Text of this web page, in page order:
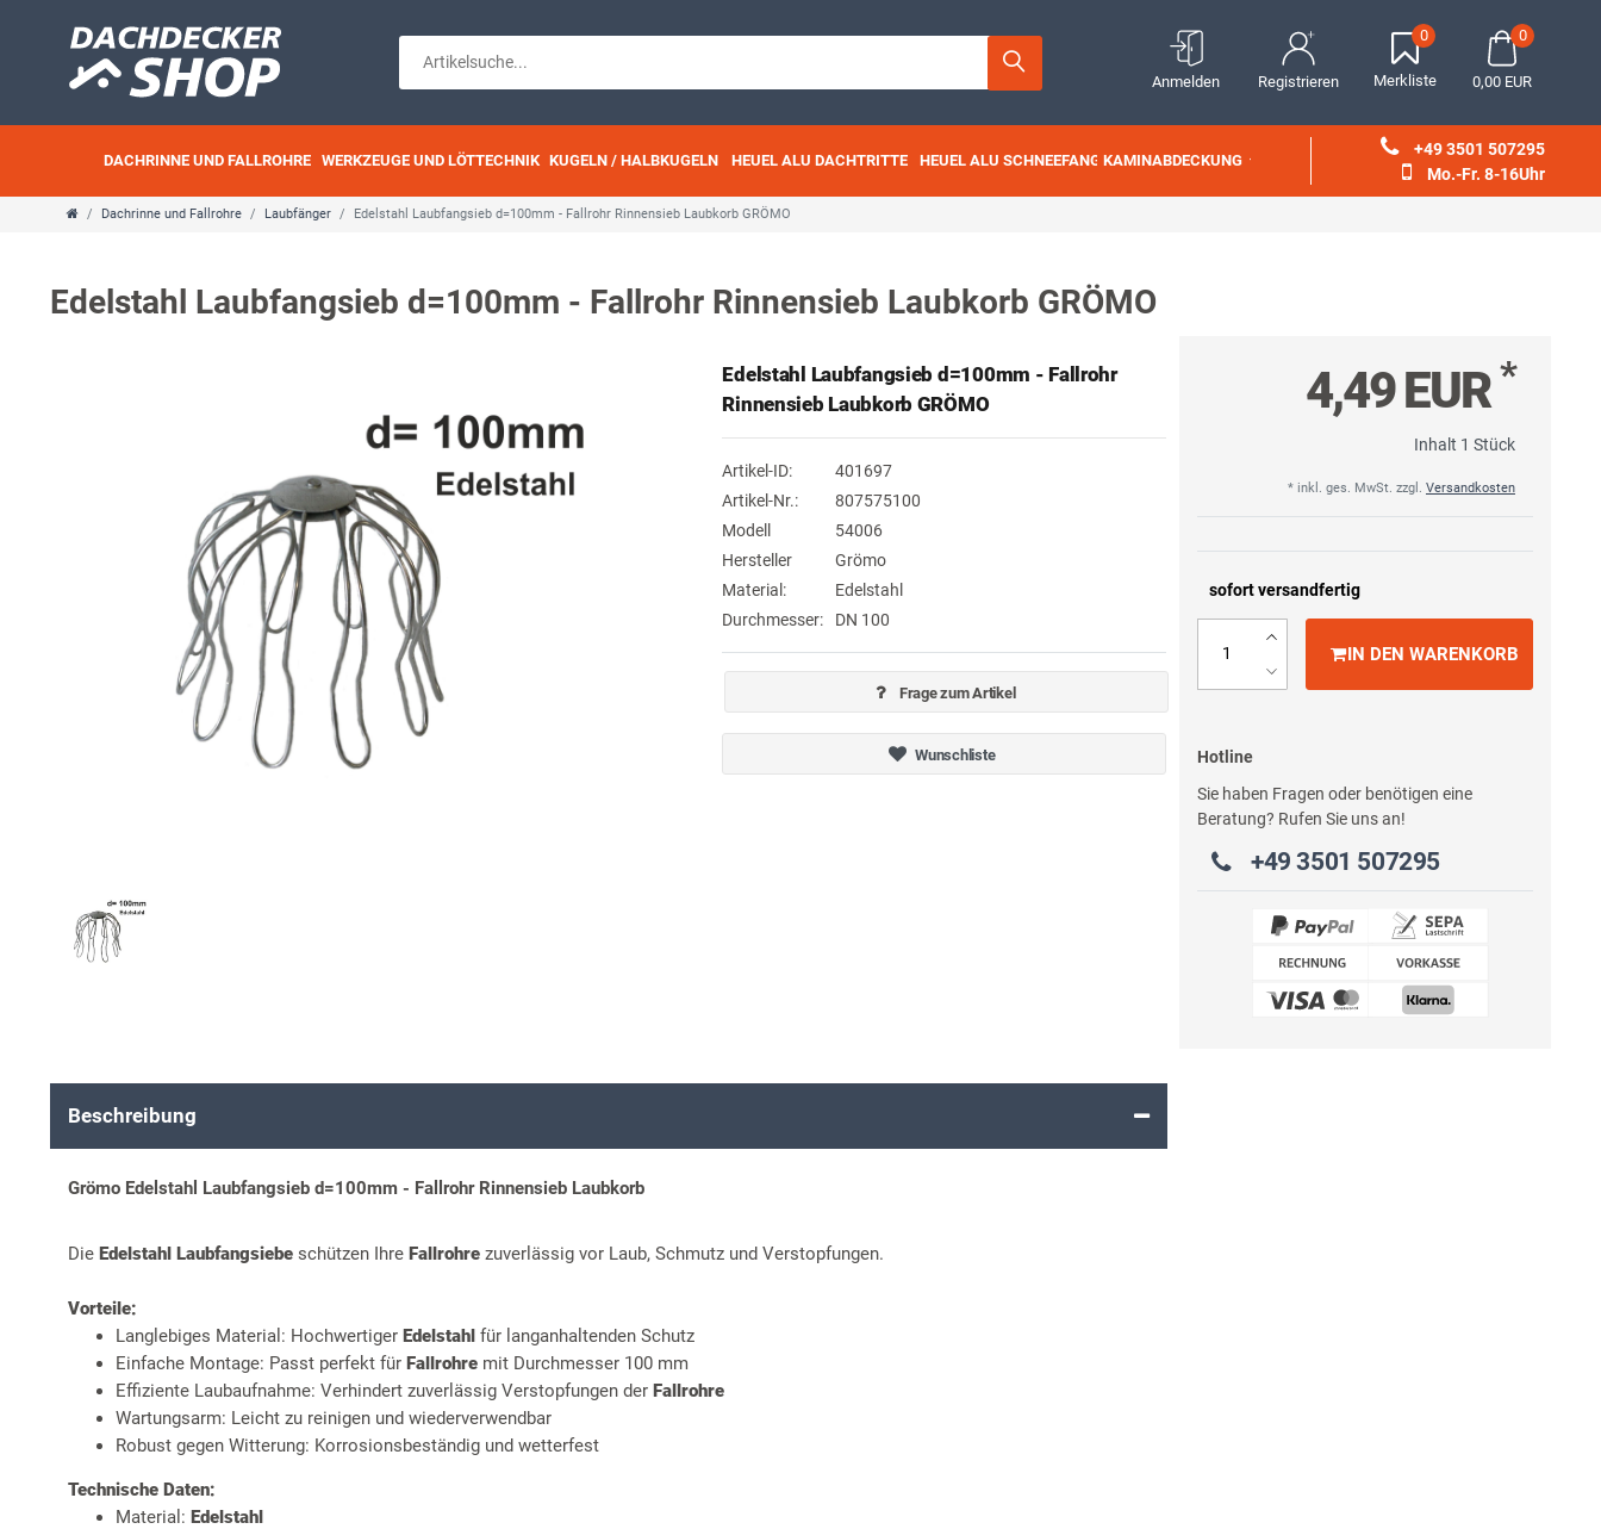
Anmelden Registrieren
0
Merkliste
0
0,00 EUR
DACHRINNE UND FALLROHRE WERKZEUGE UND LÖTTECHNIK KUGELN / HALBKUGELN HEUEL ALU DACHTRITTE HEUEL ALU SCHNEEFANG KAMINABDECKUNG
+49 3501 507295
Mo.-Fr. 8-16Uhr
Dachrinne und Fallrohre Laubfänger Edelstahl Laubfangsieb d=100mm - Fallrohr Rinnensieb Laubkorb GRÖMO
Edelstahl Laubfangsieb d=100mm - Fallrohr Rinnensieb Laubkorb GRÖMO
4,49 EUR*
Inhalt 1 Stück
* inkl. ges. MwSt. zzgl. Versandkosten
sofort versandfertig
IN DEN WARENKORB
Hotline
Sie haben Fragen oder benötigen eine
Beratung? Rufen Sie uns an!
+49 3501 507295
Edelstahl Laubfangsieb d=100mm - Fallrohr
Rinnensieb Laubkorb GRÖMO
Artikel-ID:
401697
Artikel-Nr.:
807575100
Modell
54006
Hersteller
Grömo
Material:
Edelstahl
Durchmesser:
DN 100
Frage zum Artikel
Wunschliste
Beschreibung
Grömo Edelstahl Laubfangsieb d=100mm - Fallrohr Rinnensieb Laubkorb
Die Edelstahl Laubfangsiebe schützen Ihre Fallrohre zuverlässig vor Laub, Schmutz und Verstopfungen.
Vorteile:
Langlebiges Material: Hochwertiger Edelstahl für langanhaltenden Schutz
Einfache Montage: Passt perfekt für Fallrohre mit Durchmesser 100 mm
Effiziente Laubaufnahme: Verhindert zuverlässig Verstopfungen der Fallrohre
Wartungsarm: Leicht zu reinigen und wiederverwendbar
Robust gegen Witterung: Korrosionsbeständig und wetterfest
Technische Daten:
Material: Edelstahl